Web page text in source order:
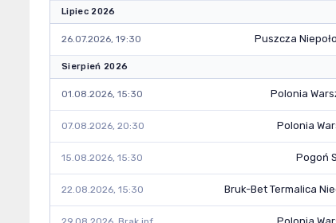
Lipiec 2026
26.07.2026, 19:30 Puszcza
Sierpień 2026
01.08.2026, 15:30 Polonia
07.08.2026, 20:30 Polonia
15.08.2026, 15:30 Pogoń
22.08.2026, 15:30 Bruk-Bet Termalica